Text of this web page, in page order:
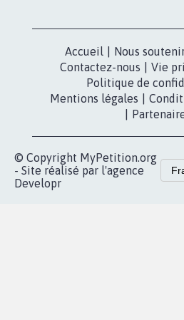
Accueil Nous
Contactez-nous
Vie
Politique de
Mentions légales
© Copyright MyPetition.org
- Site réalisé par l'agence
Developr